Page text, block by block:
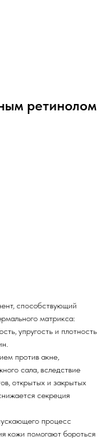
ретинолом
способствующий
матрикса:
упругость и плотность
против акне,
сала, вследствие
открытых и закрытых
секреция
процесс
кожи помогают бороться